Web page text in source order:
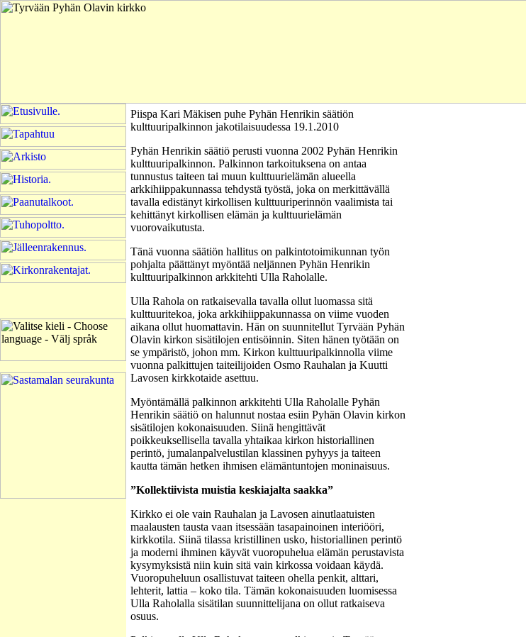
Piispa Kari Mäkisen puhe Pyhän Henrikin säätiön
kulttuuripalkinnon jakotilaisuudessa 19.1.2010
Pyhän Henrikin säätiö perusti vuonna 2002 Pyhän Henrikin
kulttuuripalkinnon. Palkinnon tarkoituksena on antaa
tunnustus taiteen tai muun kulttuurielämän alueella
arkkihiippakunnassa tehdystä työstä, joka on merkittävällä
tavalla edistänyt kirkollisen kulttuuriperinnön vaalimista tai
kehittänyt kirkollisen elämän ja kulttuurielämän
vuorovaikutusta.
Tänä vuonna säätiön hallitus on palkintotoimikunnan työn
pohjalta päättänyt myöntää neljännen Pyhän Henrikin
kulttuuripalkinnon arkkitehti Ulla Raholalle.
Ulla Rahola on ratkaisevalla tavalla ollut luomassa sitä
kulttuuritekoa, joka arkkihiippakunnassa on viime vuoden
aikana ollut huomattavin. Hän on suunnitellut Tyrvään Pyhän
Olavin kirkon sisätilojen entisöinnin. Siten hänen työtään on
se ympäristö, johon mm. Kirkon kulttuuripalkinnolla viime
vuonna palkittujen taiteilijoiden Osmo Rauhalan ja Kuutti
Lavosen kirkkotaide asettuu.
Myöntämällä palkinnon arkkitehti Ulla Raholalle Pyhän
Henrikin säätiö on halunnut nostaa esiin Pyhän Olavin kirkon
sisätilojen kokonaisuuden. Siinä hengittävät
poikkeuksellisella tavalla yhtaikaa kirkon historiallinen
perintö, jumalanpalvelustilan klassinen pyhyys ja taiteen
kautta tämän hetken ihmisen elämäntuntojen moninaisuus.
”Kollektiivista muistia keskiajalta saakka”
Kirkko ei ole vain Rauhalan ja Lavosen ainutlaatuisten
maalausten tausta vaan itsessään tasapainoinen interiööri,
kirkkotila. Siinä tilassa kristillinen usko, historiallinen perintö
ja moderni ihminen käyvät vuoropuhelua elämän perustavista
kysymyksistä niin kuin sitä vain kirkossa voidaan käydä.
Vuoropuheluun osallistuvat taiteen ohella penkit, alttari,
lehterit, lattia – koko tila. Tämän kokonaisuuden luomisessa
Ulla Raholalla sisätilan suunnittelijana on ollut ratkaiseva
osuus.